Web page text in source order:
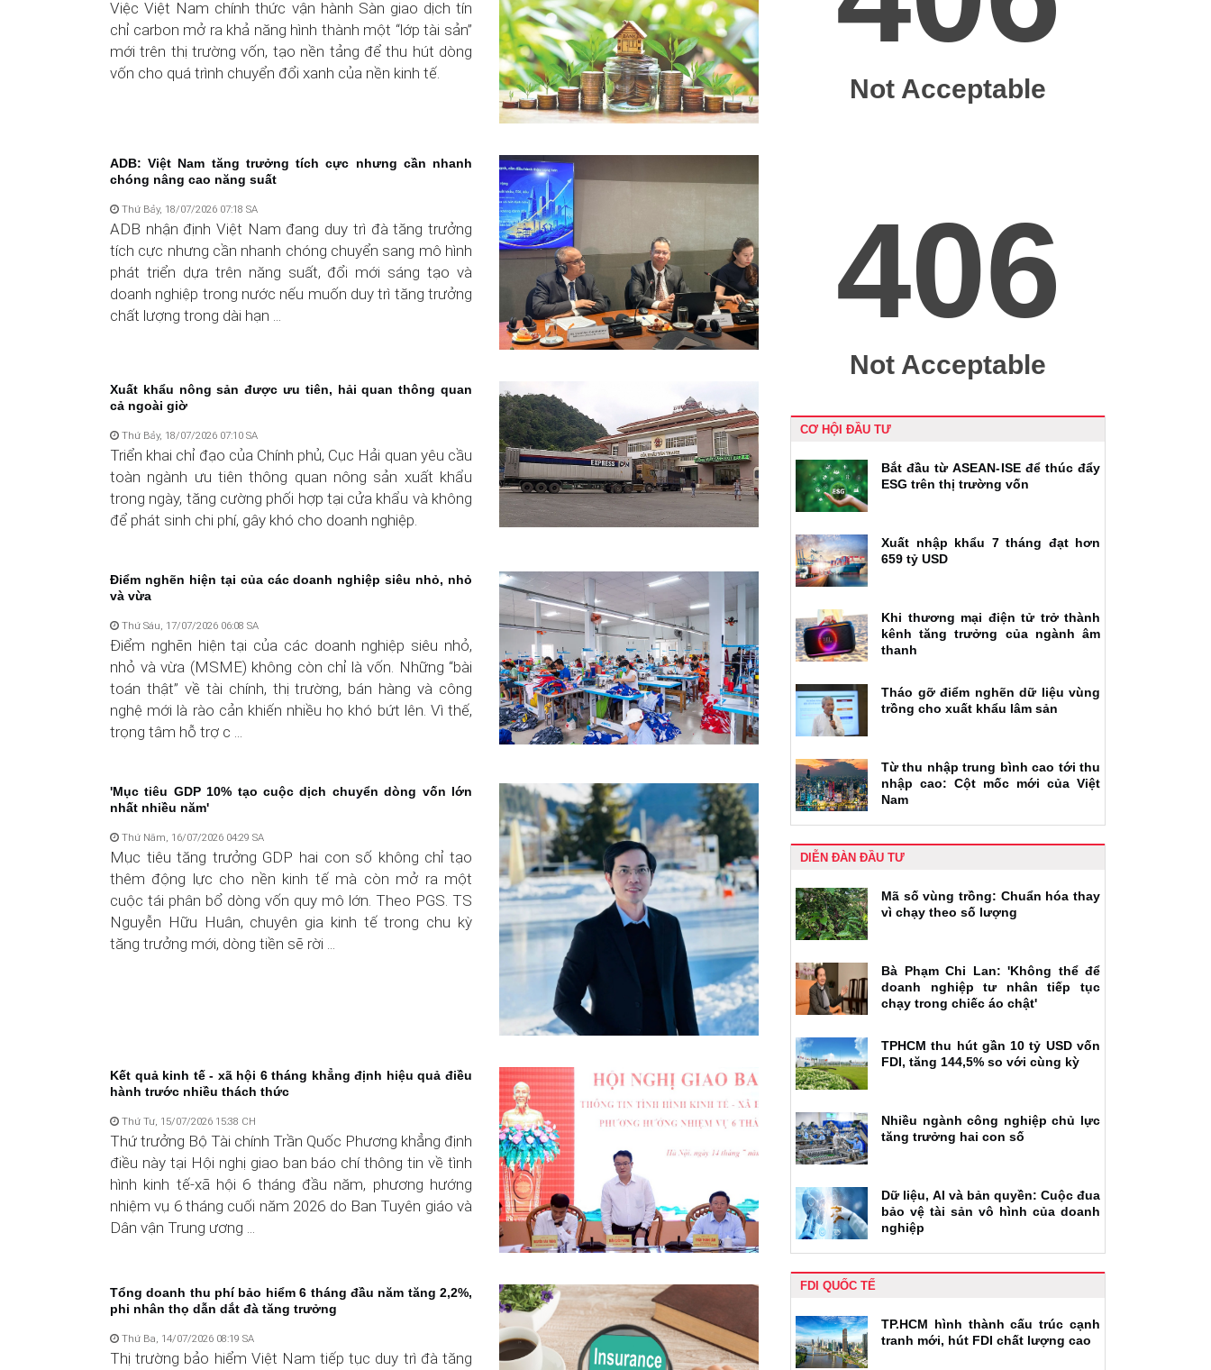
Việc Việt Nam chính thức vận hành Sàn giao dịch tín
chỉ carbon mở ra khả năng hình thành một “lớp tài sản”
mới trên thị trường vốn, tạo nền tảng để thu hút dòng
vốn cho quá trình chuyển đổi xanh của nền kinh tế.
ADB: Việt Nam tăng trưởng tích cực nhưng cần nhanh
chóng nâng cao năng suất
Thứ Bảy, 18/07/2026 07:18 SA
ADB nhận định Việt Nam đang duy trì đà tăng trưởng
tích cực nhưng cần nhanh chóng chuyển sang mô hình
phát triển dựa trên năng suất, đổi mới sáng tạo và
doanh nghiệp trong nước nếu muốn duy trì tăng trưởng
chất lượng trong dài hạn ...
Xuất khẩu nông sản được ưu tiên, hải quan thông quan
cả ngoài giờ
Thứ Bảy, 18/07/2026 07:10 SA
Triển khai chỉ đạo của Chính phủ, Cục Hải quan yêu cầu
toàn ngành ưu tiên thông quan nông sản xuất khẩu
trong ngày, tăng cường phối hợp tại cửa khẩu và không
để phát sinh chi phí, gây khó cho doanh nghiệp.
Điểm nghẽn hiện tại của các doanh nghiệp siêu nhỏ, nhỏ
và vừa
Thứ Sáu, 17/07/2026 06:08 SA
Điểm nghẽn hiện tại của các doanh nghiệp siêu nhỏ,
nhỏ và vừa (MSME) không còn chỉ là vốn. Những “bài
toán thật” về tài chính, thị trường, bán hàng và công
nghệ mới là rào cản khiến nhiều họ khó bứt lên. Vì thế,
trọng tâm hỗ trợ c ...
'Mục tiêu GDP 10% tạo cuộc dịch chuyển dòng vốn lớn
nhất nhiều năm'
Thứ Năm, 16/07/2026 04:29 SA
Mục tiêu tăng trưởng GDP hai con số không chỉ tạo
thêm động lực cho nền kinh tế mà còn mở ra một
cuộc tái phân bổ dòng vốn quy mô lớn. Theo PGS. TS
Nguyễn Hữu Huân, chuyên gia kinh tế trong chu kỳ
tăng trưởng mới, dòng tiền sẽ rời ...
Kết quả kinh tế - xã hội 6 tháng khẳng định hiệu quả điều
hành trước nhiều thách thức
Thứ Tư, 15/07/2026 15:38 CH
Thứ trưởng Bộ Tài chính Trần Quốc Phương khẳng định
điều này tại Hội nghị giao ban báo chí thông tin về tình
hình kinh tế-xã hội 6 tháng đầu năm, phương hướng
nhiệm vụ 6 tháng cuối năm 2026 do Ban Tuyên giáo và
Dân vận Trung ương ...
Tổng doanh thu phí bảo hiểm 6 tháng đầu năm tăng 2,2%,
phi nhân thọ dẫn dắt đà tăng trưởng
Thứ Ba, 14/07/2026 08:19 SA
Thị trường bảo hiểm Việt Nam tiếp tục duy trì đà tăng
CƠ HỘI ĐẦU TƯ
Bắt đầu từ ASEAN-ISE để thúc đẩy
ESG trên thị trường vốn
Xuất nhập khẩu 7 tháng đạt hơn
659 tỷ USD
Khi thương mại điện tử trở thành
kênh tăng trưởng của ngành âm
thanh
Tháo gỡ điểm nghẽn dữ liệu vùng
trồng cho xuất khẩu lâm sản
Từ thu nhập trung bình cao tới thu
nhập cao: Cột mốc mới của Việt
Nam
DIỄN ĐÀN ĐẦU TƯ
Mã số vùng trồng: Chuẩn hóa thay
vì chạy theo số lượng
Bà Phạm Chi Lan: 'Không thể để
doanh nghiệp tư nhân tiếp tục
chạy trong chiếc áo chật'
TPHCM thu hút gần 10 tỷ USD vốn
FDI, tăng 144,5% so với cùng kỳ
Nhiều ngành công nghiệp chủ lực
tăng trưởng hai con số
Dữ liệu, AI và bản quyền: Cuộc đua
bảo vệ tài sản vô hình của doanh
nghiệp
FDI QUỐC TẾ
TP.HCM hình thành cấu trúc cạnh
tranh mới, hút FDI chất lượng cao